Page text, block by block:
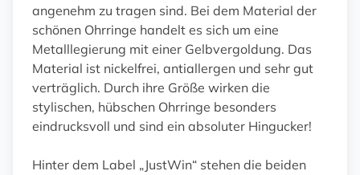
angenehm zu tragen sind. Bei dem Material der
schönen Ohrringe handelt es sich um eine
Metalllegierung mit einer Gelbvergoldung. Das
Material ist nickelfrei, antiallergen und sehr gut
verträglich. Durch ihre Größe wirken die
stylischen, hübschen Ohrringe besonders
eindrucksvoll und sind ein absoluter Hingucker!
Hinter dem Label „JustWin“ stehen die beiden